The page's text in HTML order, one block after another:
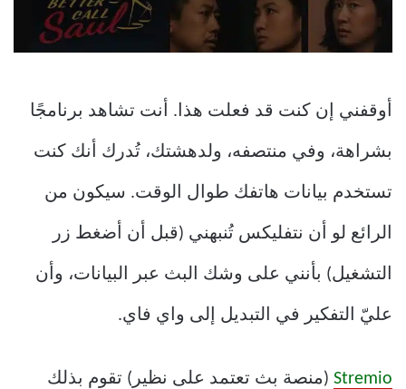
أوقفني إن كنت قد فعلت هذا. أنت تشاهد برنامجًا
بشراهة، وفي منتصفه، ولدهشتك، تُدرك أنك كنت
تستخدم بيانات هاتفك طوال الوقت. سيكون من
الرائع لو أن نتفليكس تُنبهني (قبل أن أضغط زر
التشغيل) بأنني على وشك البث عبر البيانات، وأن
عليّ التفكير في التبديل إلى واي فاي.
Stremio (منصة بث تعتمد على نظير) تقوم بذلك